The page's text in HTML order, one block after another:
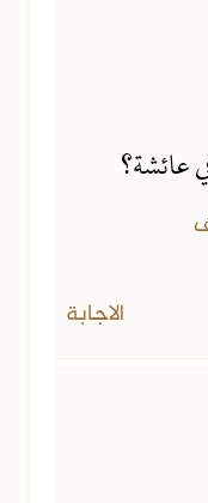
عائشة؟
الاجابة